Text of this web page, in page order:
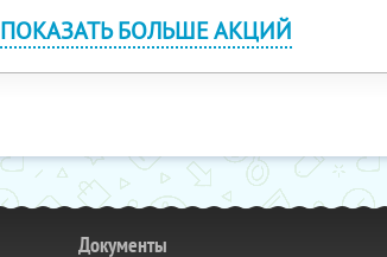
ПОКАЗАТЬ БОЛЬШЕ АКЦИЙ
Документы